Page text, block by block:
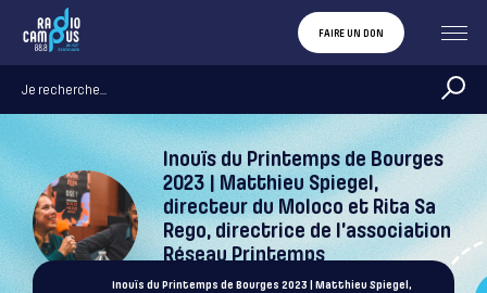
FAIRE UN DON
Inouïs du Printemps de Bourges
2023 | Matthieu Spiegel,
directeur du Moloco et Rita Sa
Rego, directrice de l’association
Réseau Printemps
Radio Campus
Inouïs du Printemps de Bourges 2023 | Matthieu Spiegel,